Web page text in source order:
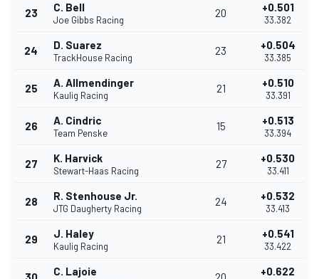
23 C. Bell
Joe Gibbs Racing
20 +0.501
33.382
24 D. Suarez
TrackHouse Racing
23 +0.504
33.385
25 A. Allmendinger
Kaulig Racing
21 +0.510
33.391
26 A. Cindric
Team Penske
15 +0.513
33.394
27 K. Harvick
Stewart-Haas Racing
27 +0.530
33.411
28 R. Stenhouse Jr.
JTG Daugherty Racing
24 +0.532
33.413
29 J. Haley
Kaulig Racing
21 +0.541
33.422
C. Lajoie +0.622